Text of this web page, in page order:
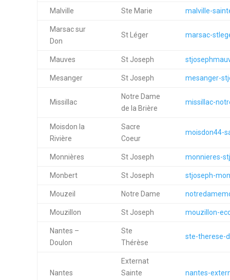
Malville Ste Marie malville-
Marsac sur
Don
St Léger marsac-
Mauves St Joseph
Mesanger St Joseph mesanger-
Missillac
Notre Dame
de la Brière
missillac-
Moisdon la
Rivière
Sacre
Coeur
moisdon44-
Monnières St Joseph monnieres-
Monbert St Joseph stjoseph-
Mouzeil Notre Dame
Mouzillon St Joseph mouzillon-
Nantes –
Doulon
Ste
Thérèse
ste-therese-
Nantes
Externat
Sainte
nantes-